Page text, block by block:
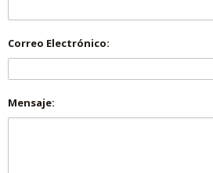
Correo Electrónico:
Mensaje: